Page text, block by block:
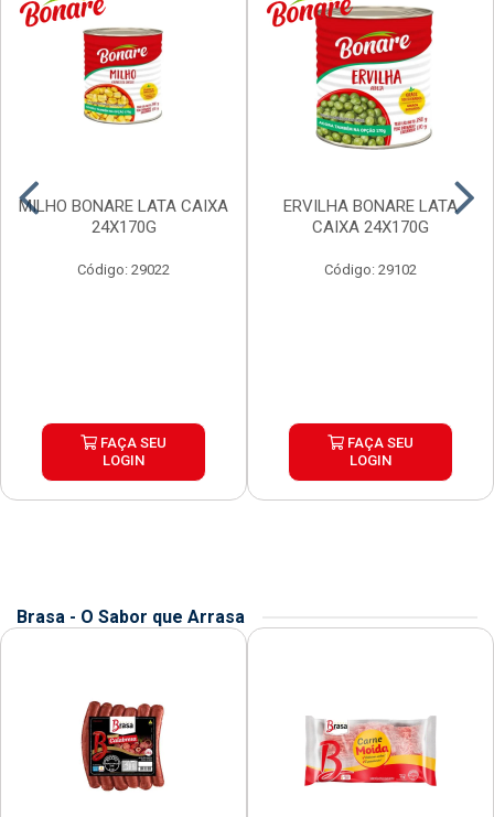
MILHO BONARE LATA CAIXA
24X170G
Código: 29022
FAÇA SEU
LOGIN
ERVILHA BONARE LATA
CAIXA 24X170G
Código: 29102
FAÇA SEU
LOGIN
Brasa - O Sabor que Arrasa